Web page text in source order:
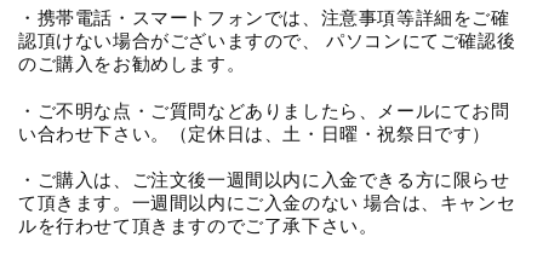
・携帯電話・スマートフォンでは、注意事項等詳細をご確
認頂けない場合がございますので、 パソコンにてご確認後
のご購入をお勧めします。
・ご不明な点・ご質問などありましたら、メールにてお問
い合わせ下さい。（定休日は、土・日曜・祝祭日です）
・ご購入は、ご注文後一週間以内に入金できる方に限らせ
て頂きます。一週間以内にご入金のない 場合は、キャンセ
ルを行わせて頂きますのでご了承下さい。